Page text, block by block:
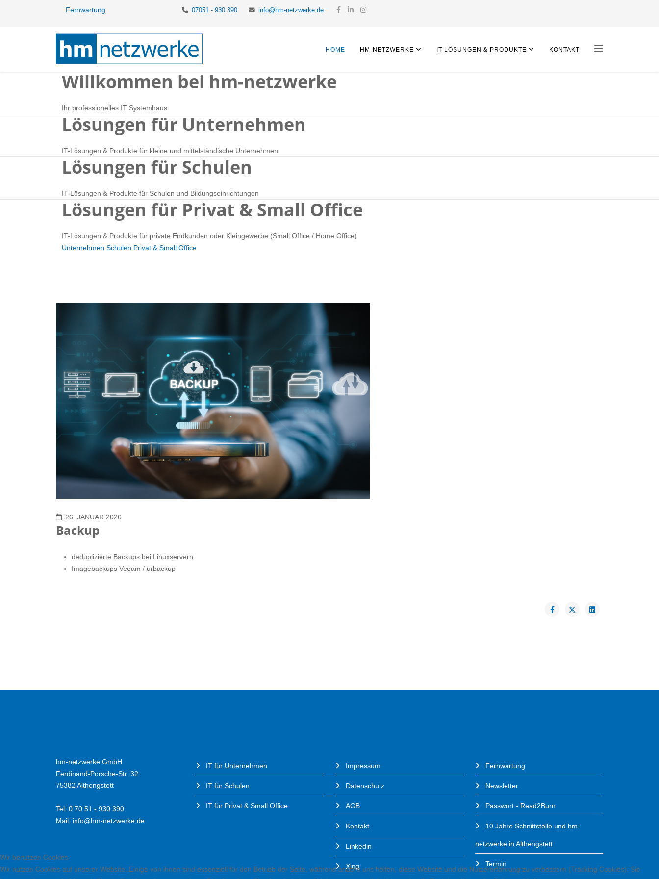
Fernwartung 07051 - 930 390 info@hm-netzwerke.de
HOME HM-NETZWERKE IT-LÖSUNGEN & PRODUKTE KONTAKT
Willkommen bei hm-netzwerke
Ihr professionelles IT Systemhaus
Lösungen für Unternehmen
IT-Lösungen & Produkte für kleine und mittelständische Unternehmen
Lösungen für Schulen
IT-Lösungen & Produkte für Schulen und Bildungseinrichtungen
Lösungen für Privat & Small Office
IT-Lösungen & Produkte für private Endkunden oder Kleingewerbe (Small Office / Home Office)
Unternehmen Schulen Privat & Small Office
26. JANUAR 2026
Backup
deduplizierte Backups bei Linuxservern
Imagebackups Veeam / urbackup
hm-netzwerke GmbH
Ferdinand-Porsche-Str. 32
75382 Althengstett
Tel: 0 70 51 - 930 390
Mail: info@hm-netzwerke.de
IT für Unternehmen
IT für Schulen
IT für Privat & Small Office
Impressum
Datenschutz
AGB
Kontakt
Linkedin
Xing
Fernwartung
Newsletter
Passwort - Read2Burn
10 Jahre Schnittstelle und hm-
netzwerke in Althengstett
Termin
Wir benutzen Cookies
Wir nutzen Cookies auf unserer Website. Einige von ihnen sind essenziell für den Betrieb der Seite, während andere uns helfen, diese Website und die Nutzererfahrung zu verbessern (Tracking Cookies). Sie